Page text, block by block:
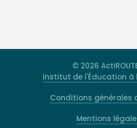
© 2026
Institut de l'Éducation à
Conditions générales
Mentions